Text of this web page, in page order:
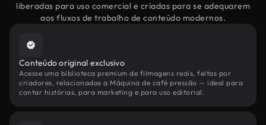
liberadas para uso comercial e criadas para se adequarem
aos fluxos de trabalho de conteúdo modernos.
Conteúdo original exclusivo
Acesse uma biblioteca premium de filmagens reais, feitas por
criadores, relacionadas a Máquina de café pressão — ideal para
contar histórias, para marketing e para uso editorial.